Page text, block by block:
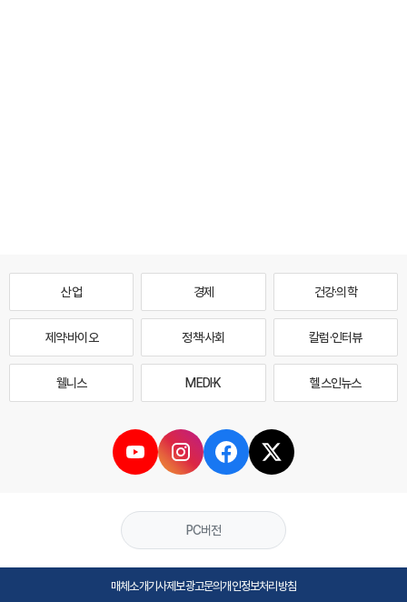
산업 경제 건강·의학
제약·바이오 정책·사회 칼럼·인터뷰
웰니스 MEDI·K 헬스인뉴스
PC버전
매체소개기사제보광고문의개인정보처리방침